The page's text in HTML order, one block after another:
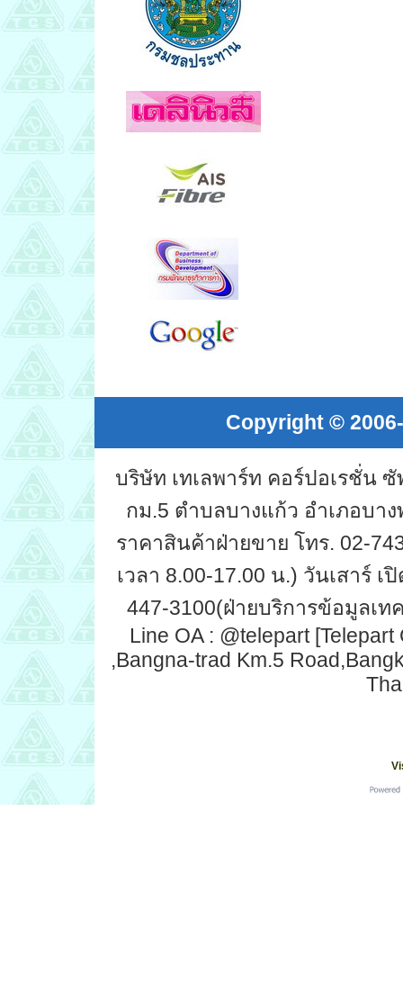
Copyright ©
บริษัท เทเลพาร์ท คอร์ปอเรชั่น
กม.5 ตำบลบางแก้ว อำเภอบา
ราคาสินค้าฝ่ายขาย โทร. 02-
เวลา 8.00-17.00 น.) วันเสาร์
447-3100(ฝ่ายบริการข้อมูลเท
Line OA : @telepart
,Bangna-trad Km.5